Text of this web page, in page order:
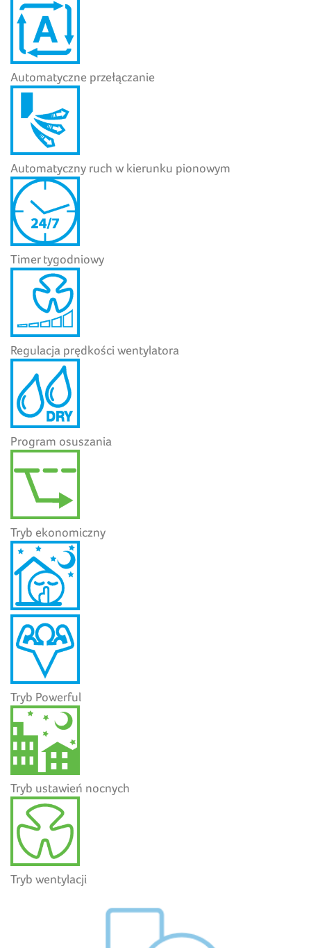
Automatyczne przełączanie
Automatyczny ruch w kierunku pionowym
Timer tygodniowy
Regulacja prędkości wentylatora
Program osuszania
Tryb ekonomiczny
Tryb Powerful
Tryb ustawień nocnych
Tryb wentylacji